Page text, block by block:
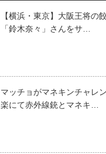
【横浜・東京】大阪王将の
「鈴木奈々」さんをサ…
マッチョがマネキンチャレ
楽にて赤外線銃とマネキ…